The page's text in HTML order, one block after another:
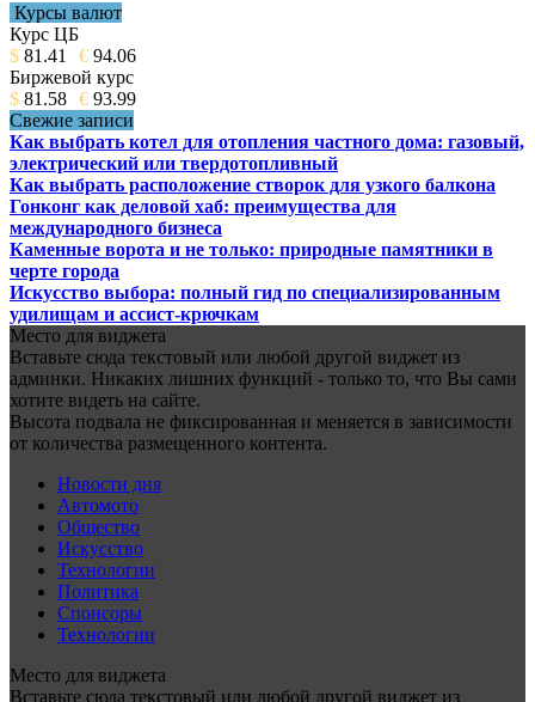
Курсы валют
Курс ЦБ
$ 81.41 € 94.06
Биржевой курс
$ 81.58 € 93.99
Свежие записи
Как выбрать котел для отопления частного дома: газовый,
электрический или твердотопливный
Как выбрать расположение створок для узкого балкона
Гонконг как деловой хаб: преимущества для
международного бизнеса
Каменные ворота и не только: природные памятники в
черте города
Искусство выбора: полный гид по специализированным
удилищам и ассист-крючкам
Место для виджета
Вставьте сюда текстовый или любой другой виджет из
админки. Никаких лишних функций - только то, что Вы сами
хотите видеть на сайте.
Высота подвала не фиксированная и меняется в зависимости
от количества размещенного контента.
Новости дня
Автомото
Общество
Искусство
Технологии
Политика
Спонсоры
Технологии
Место для виджета
Вставьте сюда текстовый или любой другой виджет из